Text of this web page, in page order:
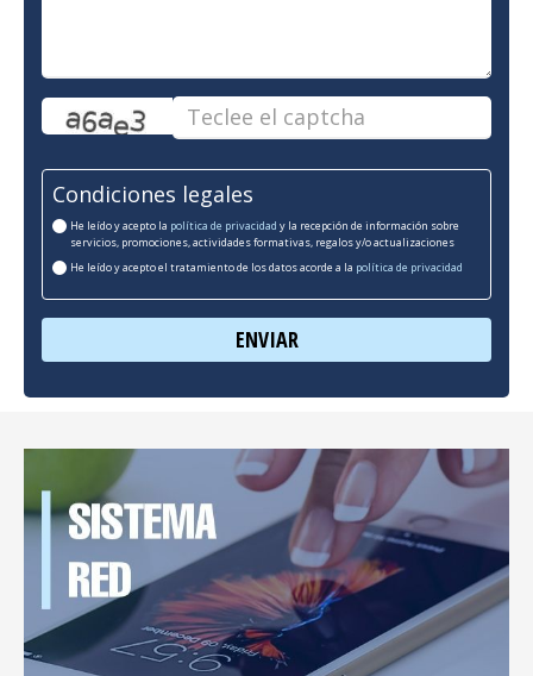
Condiciones legales
He leído y acepto la política de privacidad y la recepción de información sobre
servicios, promociones, actividades formativas, regalos y/o actualizaciones
He leído y acepto el tratamiento de los datos acorde a la política de privacidad
ENVIAR